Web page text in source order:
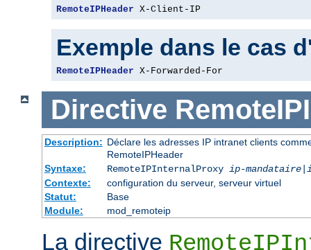
RemoteIPHeader X-Client-IP
Exemple dans le cas
RemoteIPHeader X-Forwarded-For
Directive
Description: Déclare les adresses IP intranet clients
RemoteIPHeader
Syntaxe:
RemoteIPInternalProxy ip-mandataire|
Contexte:
configuration du serveur, serveur virtuel
Statut:
Base
Module:
mod_remoteip
La directive